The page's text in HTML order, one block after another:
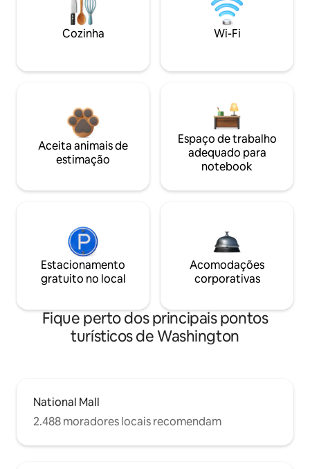
Cozinha Wi-Fi
Aceita animais de
estimação
Espaço de trabalho
adequado para
notebook
Estacionamento
gratuito no local
Acomodações
corporativas
Fique perto dos principais pontos
turísticos de Washington
National Mall
2.488 moradores locais recomendam